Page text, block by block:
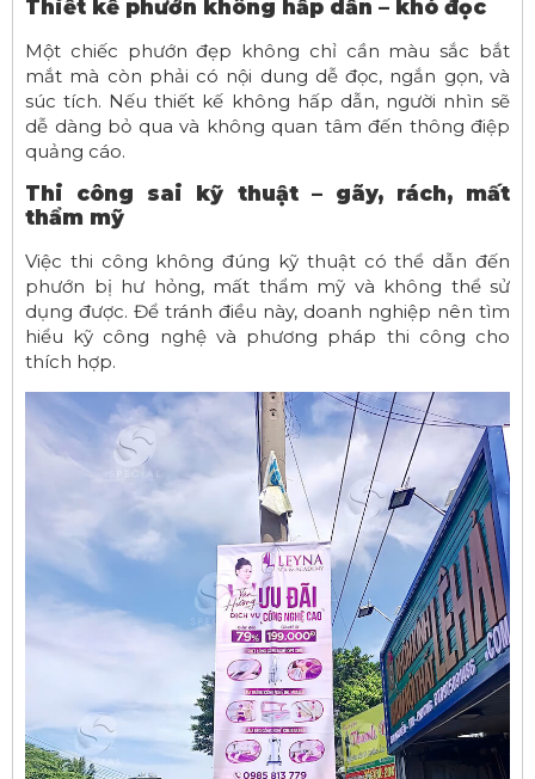
Thiết kế phướn không hấp dẫn – khó đọc
Một chiếc phướn đẹp không chỉ cần màu sắc bắt
mắt mà còn phải có nội dung dễ đọc, ngắn gọn, và
súc tích. Nếu thiết kế không hấp dẫn, người nhìn sẽ
dễ dàng bỏ qua và không quan tâm đến thông điệp
quảng cáo.
Thi công sai kỹ thuật – gãy, rách, mất
thẩm mỹ
Việc thi công không đúng kỹ thuật có thể dẫn đến
phướn bị hư hỏng, mất thẩm mỹ và không thể sử
dụng được. Để tránh điều này, doanh nghiệp nên tìm
hiểu kỹ công nghệ và phương pháp thi công cho
thích hợp.